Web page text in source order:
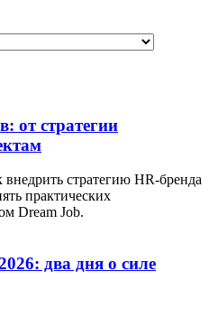
от стратегии
внедрить стратегию HR-бренда
практических
Dream Job.
два дня о силе